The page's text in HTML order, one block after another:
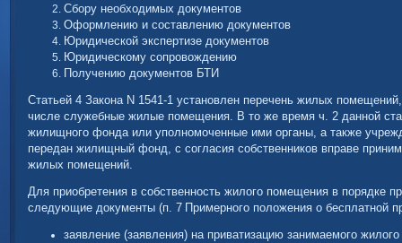
Сбору необходимых документов
Оформлению и составлению документов
Юридической экспертизе документов
Юридическому сопровождению
Получению документов БТИ
Статьей 4 Закона N 1541-1 установлен перечень жилых
числе служебные жилые помещения. В то же время ч. 2 данной
жилищного фонда или уполномоченные ими органы, а также
передан жилищный фонд, с согласия собственников вправе
жилых помещений.
Для приобретения в собственность жилого помещения в порядке
следующие документы (п. 7 Примерного положения о бесплатной
заявление (заявления) на приватизацию занимаемого